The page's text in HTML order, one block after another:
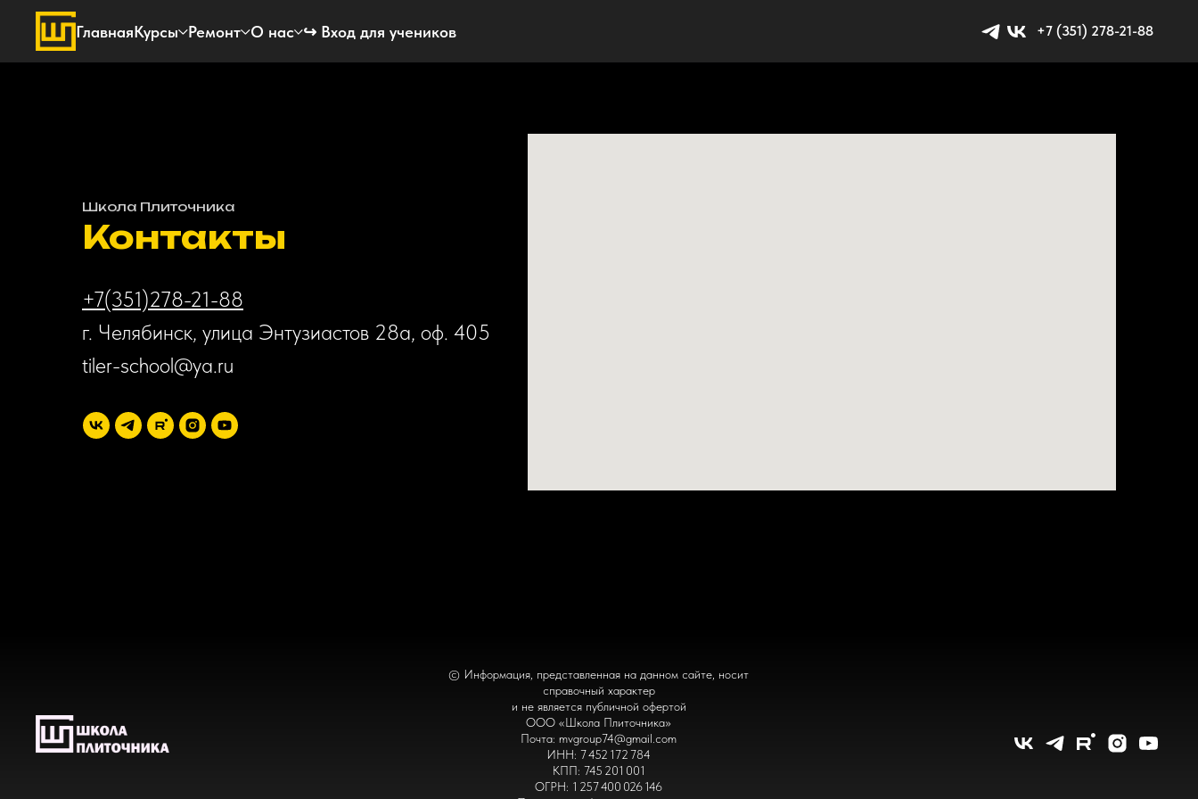
ГлавнаяКурсы Ремонт О нас ↪ Вход для учеников +7 (351) 278-21-88
Школа Плиточника
Контакты
+7(351)278-21-88
г. Челябинск, улица Энтузиастов 28а, оф. 405
tiler-school@ya.ru
© Информация, представленная на данном сайте, носит
справочный характер
и не является публичной офертой
ООО «Школа Плиточника»
Почта: mvgroup74@gmail.com
ИНН: 7 452 172 784
КПП: 745 201 001
ОГРН: 1 257 400 026 146